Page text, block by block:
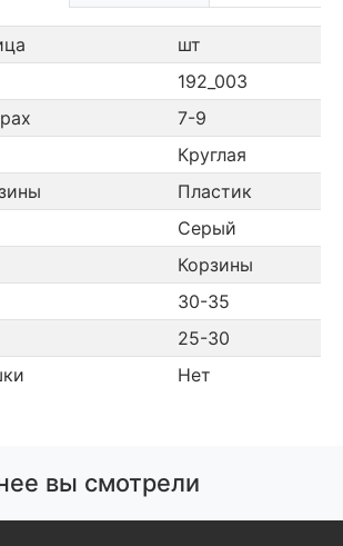
шт
192_003
7-9
Круглая
Пластик
Серый
Корзины
30-35
25-30
Нет
вы смотрели